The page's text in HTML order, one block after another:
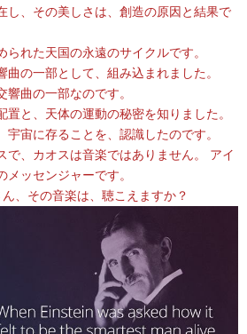
し、その美しさは、創造の原因と結果で
られた天国の永遠のサイクルです。
の一部として、組み込まれました。
響曲の一部なのです。
置と、天体の運動の秘密を知りました。
宙に存ることを、認識したのです。
で、カオスは音楽ではありません。 アイ
ッセンジャーです。
、その音楽は、聴こえますか？